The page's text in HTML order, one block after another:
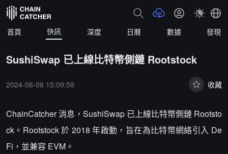
首頁 快訊 深度 日曆 數據 發現
SushiSwap 已上線比特幣側鏈 Rootstock
2024-06-06 15:09:59 收藏
ChainCatcher 消息，SushiSwap 已上線比特幣側鏈 Rootsto
ck。Rootstock 於 2018 年啟動，旨在為比特幣網絡引入 De
Fi，並兼容 EVM。